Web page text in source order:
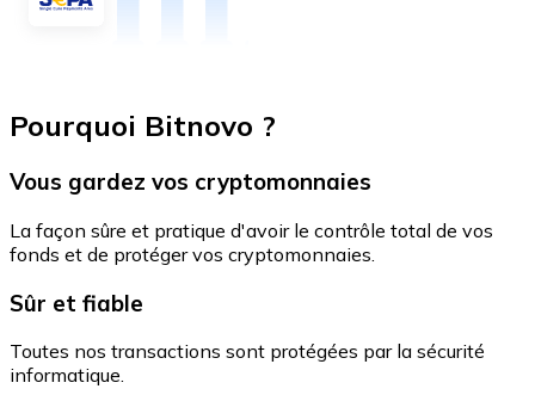
Pourquoi Bitnovo ?
Vous gardez vos cryptomonnaies
La façon sûre et pratique d'avoir le contrôle total de vos
fonds et de protéger vos cryptomonnaies.
Sûr et fiable
Toutes nos transactions sont protégées par la sécurité
informatique.